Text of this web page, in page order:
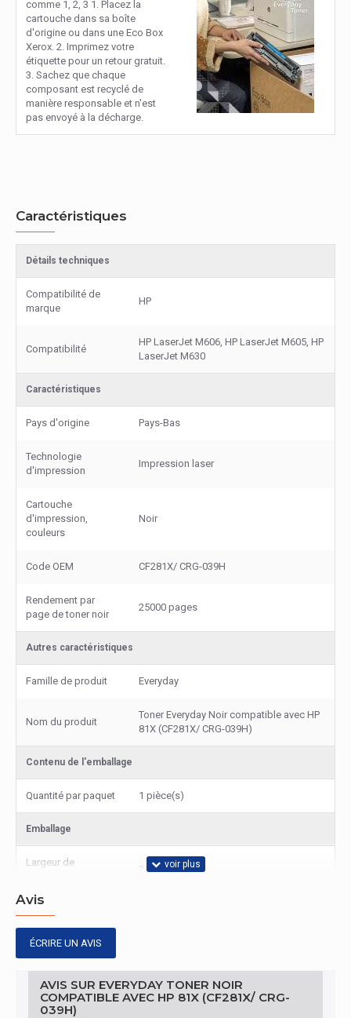
comme 1, 2, 3 1. Placez la
cartouche dans sa boîte
d'origine ou dans une Eco Box
Xerox. 2. Imprimez votre
étiquette pour un retour gratuit.
3. Sachez que chaque
composant est recyclé de
manière responsable et n'est
pas envoyé à la décharge.
Caractéristiques
Détails techniques
Compatibilité de
marque
HP
Compatibilité
HP LaserJet M606, HP LaserJet M605, HP
LaserJet M630
Caractéristiques
Pays d'origine Pays-Bas
Technologie
d'impression
Impression laser
Cartouche
d'impression,
couleurs
Noir
Code OEM CF281X/ CRG-039H
Rendement par
page de toner noir
25000 pages
Autres caractéristiques
Famille de produit Everyday
Nom du produit
Toner Everyday Noir compatible avec HP
81X (CF281X/ CRG-039H)
Contenu de l'emballage
Quantité par paquet 1 pièce(s)
Emballage
Largeur de
245 mm
Hauteur de
l'emballage
Poids du paquet
Avis
ÉCRIRE UN AVIS
AVIS SUR EVERYDAY TONER NOIR
COMPATIBLE AVEC HP 81X (CF281X/ CRG-
039H)